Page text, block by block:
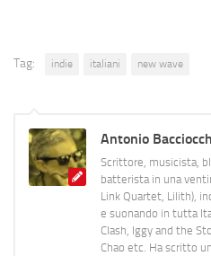
Tag: indie italiani new wave
Antonio
Scrittore, musicista,
batterista in una
Link Quartet, Lilith),
e suonando in tutta
Clash, Iggy and the
Chao etc. Ha scritto